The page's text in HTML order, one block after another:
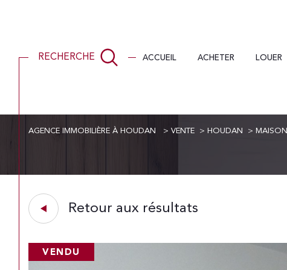
ACCUEIL ACHETER LOUER
RECHERCHE
AGENCE IMMOBILIÈRE À HOUDAN VENTE HOUDAN MAISON
Retour aux résultats
VENDU